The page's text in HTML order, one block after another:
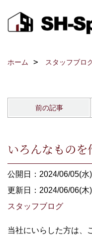
ホーム スタッフブロ
前の記事
いろんなもの
公開日：2024/06/05(水)
更新日：2024/06/06(木)
スタッフブログ
当社にいらした方は、